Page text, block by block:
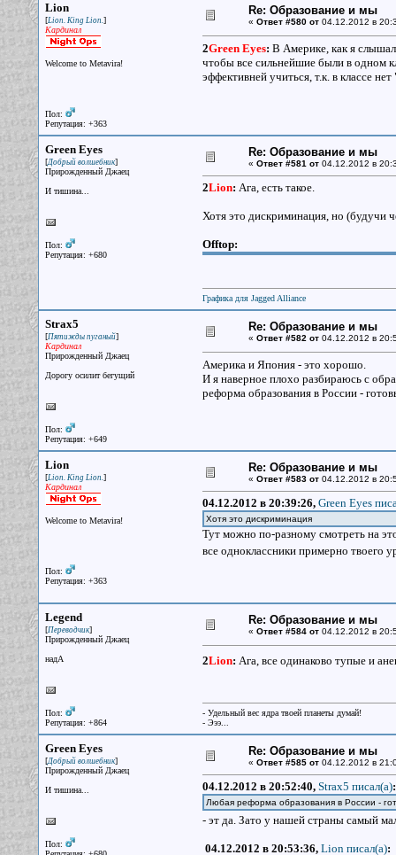
Lion
[Lion. King Lion.]
Кардинал
Welcome to Metavira!
Пол:
Репутация: +363
Re: Образование и мы
« Ответ #580 от04.12.2012 в
2Green Eyes: В Америке, как я
чтобы все сильнейшие были в одном
эффективней учиться, т.к. в классе
Green Eyes
[Добрый волшебник]
Прирожденный Джаец
И тишина...
Пол:
Репутация: +680
Re: Образование и мы
« Ответ #581 от04.12.2012 в
2Lion: Ага, есть такое.
Хотя это дискриминация, но (будучи
Offtop:
Графика для Jagged Alliance
Strax5
[Пятижды пуганый]
Кардинал
Прирожденный Джаец
Дорогу осилит бегущий
Пол:
Репутация: +649
Re: Образование и мы
« Ответ #582 от04.12.2012 в
Америка и Япония - это хорошо.
И я наверное плохо разбираюсь с
реформа образования в России -
Lion
[Lion. King Lion.]
Кардинал
Welcome to Metavira!
Пол:
Репутация: +363
Re: Образование и мы
« Ответ #583 от04.12.2012 в
04.12.2012 в 20:39:26, Green Eyes
Хотя это дискриминация
Тут можно по-разному смотреть на
все одноклассники примерно твоего
Legend
[Переводчик]
Прирожденный Джаец
надА
Пол:
Репутация: +864
Re: Образование и мы
« Ответ #584 от04.12.2012 в
2Lion: Ага, все одинаково тупые и
- Удельный вес ядра твоей планеты думай!
- Эээ...
Green Eyes
[Добрый волшебник]
Прирожденный Джаец
И тишина...
Пол:
Re: Образование и мы
« Ответ #585 от04.12.2012 в
04.12.2012 в 20:52:40, Strax5 писал(a):
Любая реформа образования в России -
- эт да. Зато у нашей страны самый
04.12.2012 в 20:53:36, Lion писал(a):